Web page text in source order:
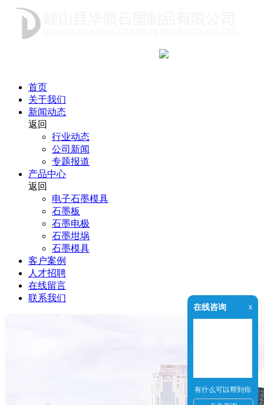
首页
关于我们
新闻动态
返回
行业动态
公司新闻
专题报道
产品中心
返回
电子石墨模具
石墨板
石墨电极
石墨坩埚
石墨模具
客户案例
人才招聘
在线留言
联系我们
在线咨询 x
有什么可以帮到你